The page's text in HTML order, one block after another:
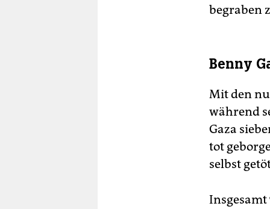
begraben
Benny
Mit den
während
Gaza
tot
selbst
Insgesamt